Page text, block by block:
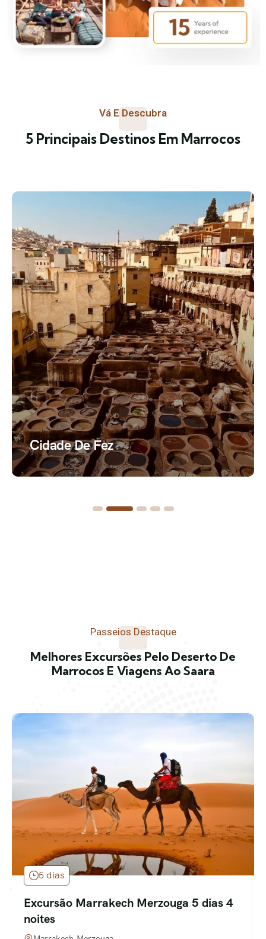
Vá E Descubra
5 Principais Destinos Em Marrocos
Cidade De Casablanca
Passeios Destaque
Melhores Excursões Pelo Deserto De
Marrocos E Viagens Ao Saara
5 dias
Excursão Marrakech Merzouga 5 dias 4
noites